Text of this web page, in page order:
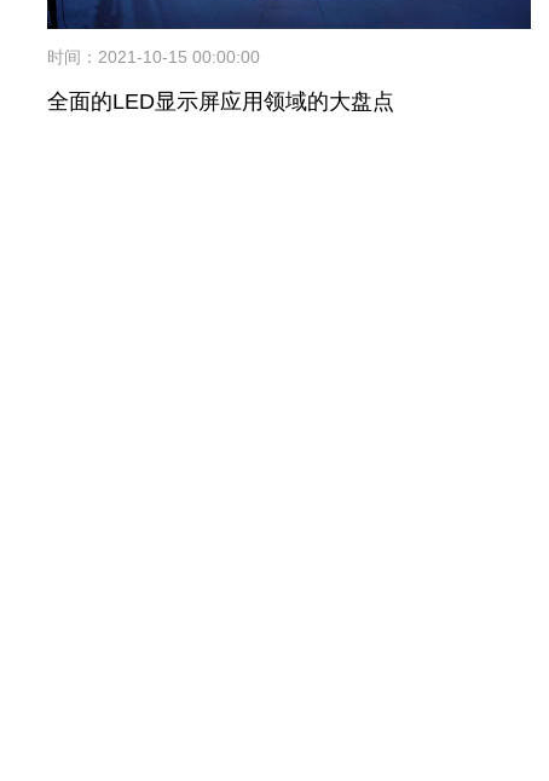
时间：2021-10-15 00:00:00
全面的LED显示屏应用领域的大盘点